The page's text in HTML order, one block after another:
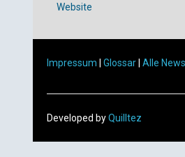
Website
Impressum Glossar Alle News
Developed byQuilltez